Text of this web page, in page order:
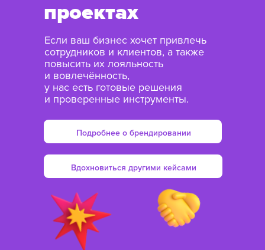
проектах
Если ваш бизнес хочет привлечь
сотрудников и клиентов, а также
повысить их лояльность
и вовлечённость,
у нас есть готовые решения
и проверенные инструменты.
Вдохновиться другими кейсами
Подробнее о брендировании